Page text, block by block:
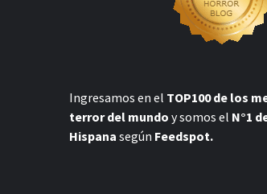
Ingresamos en el TOP100 de los
terror del mundo y somos el N°1
Hispana según Feedspot.